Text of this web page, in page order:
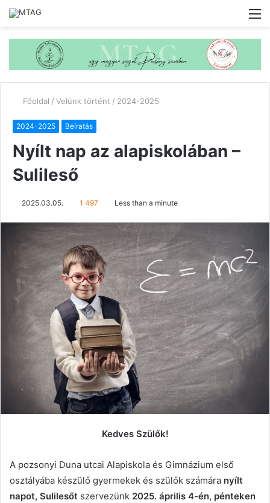
Főoldal / Velünk történt / 2024-2025
2024-2025 Beíratás
Nyílt nap az alapiskolában –
Sulileső
2025.03.05. 1 497 Less than a minute
Kedves Szülők!
A pozsonyi Duna utcai Alapiskola és Gimnázium első
osztályába készülő gyermekek és szülők számára nyílt
napot, Sulilesőt szervezünk 2025. április 4-én, pénteken